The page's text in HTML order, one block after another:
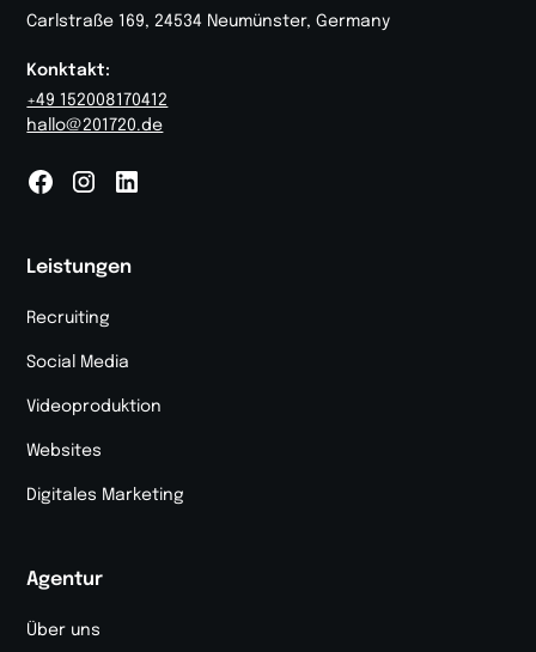
Carlstraße 169, 24534 Neumünster, Germany
Konktakt:
+49 152008170412
hallo@201720.de
Leistungen
Recruiting
Social Media
Videoproduktion
Websites
Digitales Marketing
Agentur
Über uns